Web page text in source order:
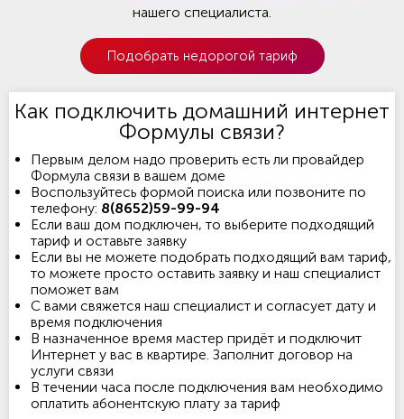
нашего специалиста.
Подобрать недорогой тариф
Как подключить домашний интернет
Формулы связи?
Первым делом надо проверить есть ли провайдер
Формула связи в вашем доме
Воспользуйтесь формой поиска или позвоните по
телефону: 8(8652)59-99-94
Если ваш дом подключен, то выберите подходящий
тариф и оставьте заявку
Если вы не можете подобрать подходящий вам тариф,
то можете просто оставить заявку и наш специалист
поможет вам
С вами свяжется наш специалист и согласует дату и
время подключения
В назначенное время мастер придёт и подключит
Интернет у вас в квартире. Заполнит договор на
услуги связи
В течении часа после подключения вам необходимо
оплатить абонентскую плату за тариф